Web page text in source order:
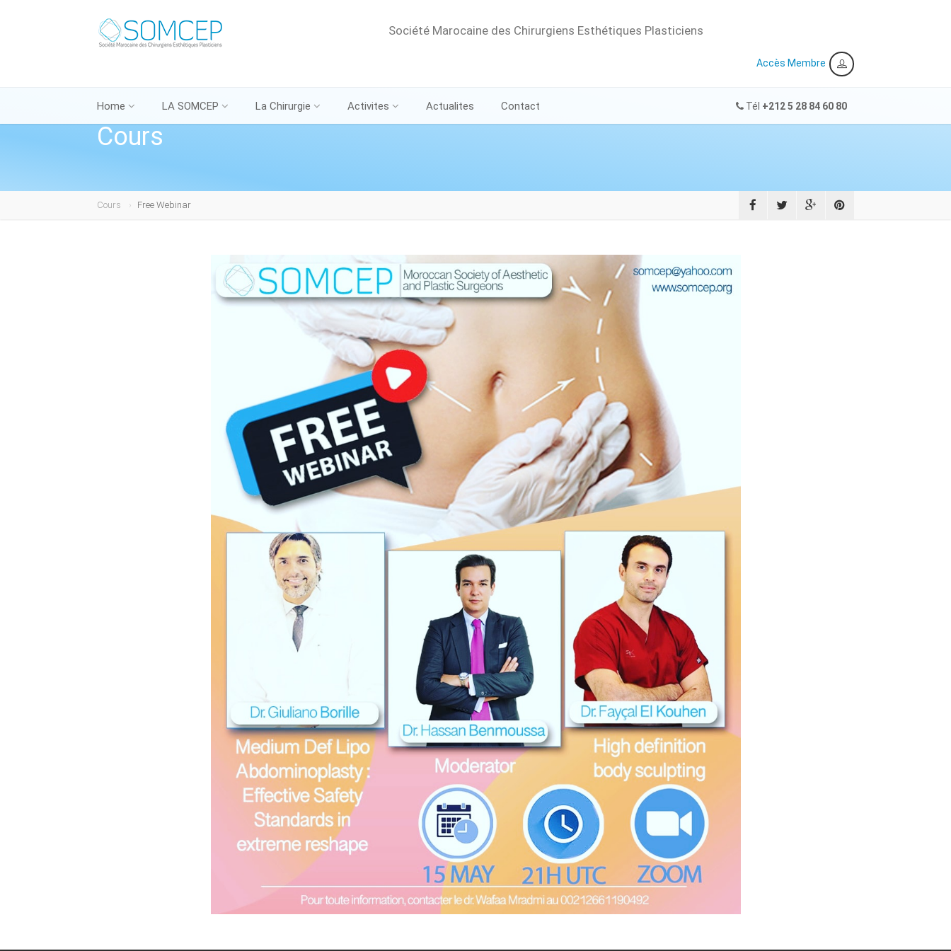
Société Marocaine des Chirurgiens Esthétiques Plasticiens
Accès Membre
Tél +212 5 28 84 60 80
Home LA SOMCEP La Chirurgie Activites Actualites Contact
Cours
Cours Free Webinar